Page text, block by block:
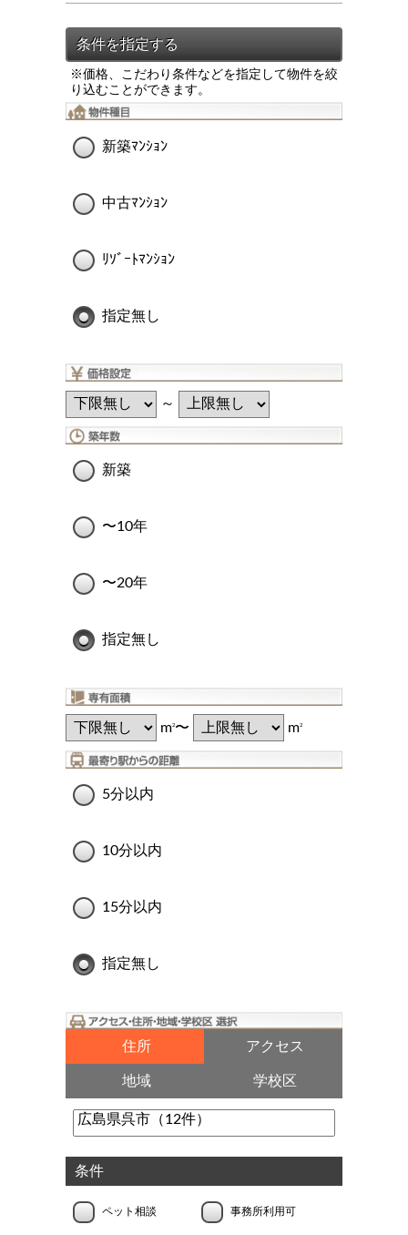
※価格、こだわり条件などを指定して物件を絞
り込むことができます。
新築ﾏﾝｼｮﾝ
中古ﾏﾝｼｮﾝ
ﾘｿﾞｰﾄﾏﾝｼｮﾝ
指定無し
～
新築
〜10年
〜20年
指定無し
m2〜 m2
5分以内
10分以内
15分以内
指定無し
住所 アクセス
地域 学校区
条件
ペット相談 事務所利用可